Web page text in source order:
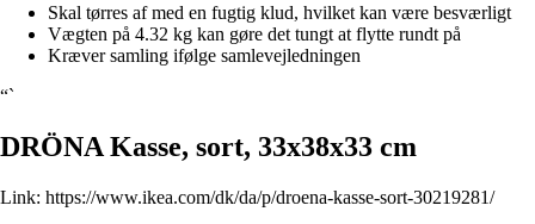
Skal tørres af med en fugtig klud, hvilket kan være besværligt
Vægten på 4.32 kg kan gøre det tungt at flytte rundt på
Kræver samling ifølge samlevejledningen
“`
DRÖNA Kasse, sort, 33x38x33 cm
Link: https://www.ikea.com/dk/da/p/droena-kasse-sort-30219281/